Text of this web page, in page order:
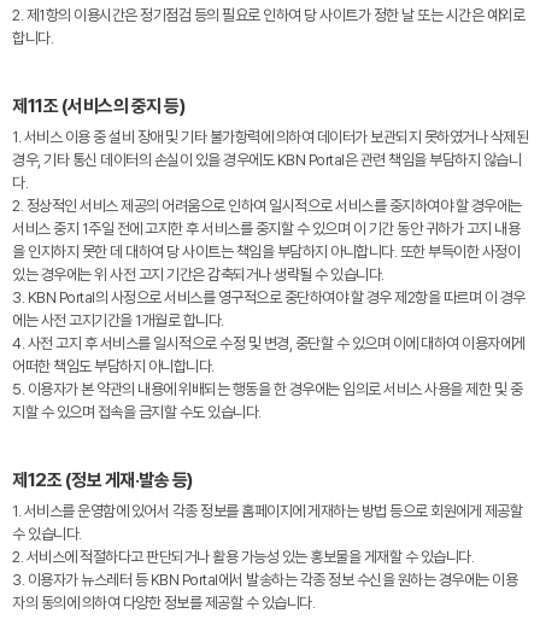
2. 제1항의 이용시간은 정기점검 등의 필요로 인하여 당 사이트가 정한 날 또는 시간은 예외로
합니다.
제11조 (서비스의 중지 등)
1. 서비스 이용 중 설비 장애 및 기타 불가항력에 의하여 데이터가 보관되지 못하였거나 삭제된
경우, 기타 통신 데이터의 손실이 있을 경우에도 KBN Portal은 관련 책임을 부담하지 않습니
다.
2. 정상적인 서비스 제공의 어려움으로 인하여 일시적으로 서비스를 중지하여야 할 경우에는
서비스 중지 1주일 전에 고지한 후 서비스를 중지할 수 있으며 이 기간 동안 귀하가 고지 내용
을 인지하지 못한 데 대하여 당 사이트는 책임을 부담하지 아니합니다. 또한 부득이한 사정이
있는 경우에는 위 사전 고지 기간은 감축되거나 생략될 수 있습니다.
3. KBN Portal의 사정으로 서비스를 영구적으로 중단하여야 할 경우 제2항을 따르며 이 경우
에는 사전 고지기간을 1개월로 합니다.
4. 사전 고지 후 서비스를 일시적으로 수정 및 변경, 중단할 수 있으며 이에 대하여 이용자에게
어떠한 책임도 부담하지 아니합니다.
5. 이용자가 본 약관의 내용에 위배되는 행동을 한 경우에는 임의로 서비스 사용을 제한 및 중
지할 수 있으며 접속을 금지할 수도 있습니다.
제12조 (정보 게재·발송 등)
1. 서비스를 운영함에 있어서 각종 정보를 홈페이지에 게재하는 방법 등으로 회원에게 제공할
수 있습니다.
2. 서비스에 적절하다고 판단되거나 활용 가능성 있는 홍보물을 게재할 수 있습니다.
3. 이용자가 뉴스레터 등 KBN Portal에서 발송하는 각종 정보 수신을 원하는 경우에는 이용
자의 동의에 의하여 다양한 정보를 제공할 수 있습니다.